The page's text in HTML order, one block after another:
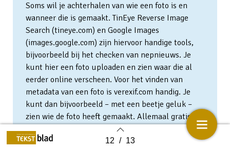
Back to index 12 / 13
Soms wil je achterhalen van wie een foto is en
wanneer die is gemaakt. TinEye Reverse Image
Search (tineye.com) en Google Images
(images.google.com) zijn hiervoor handige tools,
bijvoorbeeld bij het checken van nepnieuws. Je
kunt hier een foto uploaden en zien waar die al
eerder online verscheen. Voor het vinden van
metadata van een foto is verexif.com handig. Je
kunt dan bijvoorbeeld – met een beetje geluk –
zien wie de foto heeft gemaakt. Allemaal gratis.